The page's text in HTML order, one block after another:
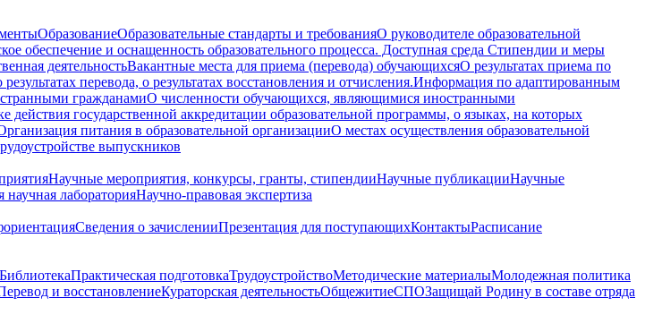
ОбразованиеОбразовательные стандарты и требованияО руководителе образовательной
обеспечение и оснащенность образовательного процесса. Доступная среда Стипендии и меры
деятельностьВакантные места для приема (перевода) обучающихсяО результатах приема по
результатах перевода, о результатах восстановления и отчисления.Информация по адаптированным
гражданамиО численности обучающихся, являющимися иностранными
действия государственной аккредитации образовательной программы, о языках, на которых
питания в образовательной организацииО местах осуществления образовательной
выпускников
Научные мероприятия, конкурсы, гранты, стипендииНаучные публикацииНаучные
научная лабораторияНаучно-правовая экспертиза
Сведения о зачисленииПрезентация для поступающихКонтактыРасписание
БиблиотекаПрактическая подготовкаТрудоустройствоМетодические материалыМолодежная политика
и восстановлениеКураторская деятельностьОбщежитиеСПОЗащищай Родину в составе отряда